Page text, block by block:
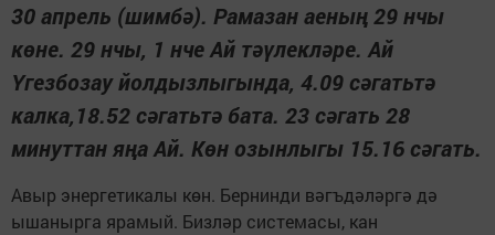
30 апрель (шимбә). Рамазан аеның 29 нчы
көне. 29 нчы, 1 нче Ай тәүлекләре. Ай
Үгезбозау йолдызлыгында, 4.09 сәгатьтә
калка,18.52 сәгатьтә бата. 23 сәгать 28
минуттан яңа Ай. Көн озынлыгы 15.16 сәгать.
Авыр энергетикалы көн. Бернинди вәгъ­дәләргә дә
ышанырга ярамый. Бизләр системасы, кан